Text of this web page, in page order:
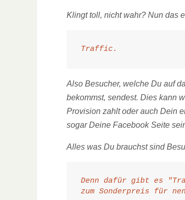
Klingt toll, nicht wahr? Nun das
Traffic.
Also Besucher, welche Du auf
bekommst, sendest. Dies kann
Provision zahlt oder auch Dein
sogar Deine Facebook Seite
Alles was Du brauchst sind
Denn dafür gibt es
zum Sonderpreis für